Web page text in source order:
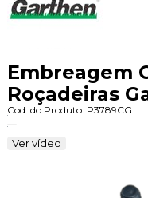
Embreagem
Roçadeiras
Cod. do Produto: P3789CG
Ver vídeo